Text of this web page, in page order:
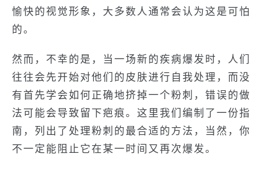
愉快的视觉形象，大多数人通常会认为这是可怕
的。
然而，不幸的是，当一场新的疾病爆发时，人们
往往会先开始对他们的皮肤进行自我处理，而没
有首先学会如何正确地挤掉一个粉刺，错误的做
法可能会导致留下疤痕。这里我们编制了一份指
南，列出了处理粉刺的最合适的方法，当然，你
不一定能阻止它在某一时间又再次爆发。